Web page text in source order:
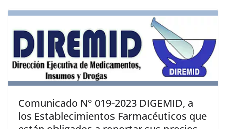
Comunicado N° 019-2023 DIGEMID, a
los Establecimientos Farmacéuticos que